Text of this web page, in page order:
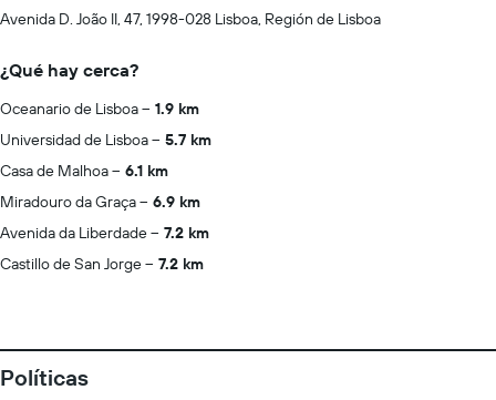
Avenida D. João II, 47, 1998-028 Lisboa, Región de Lisboa
¿Qué hay cerca?
Oceanario de Lisboa
1.9 km
Universidad de Lisboa
5.7 km
Casa de Malhoa
6.1 km
Miradouro da Graça
6.9 km
Avenida da Liberdade
7.2 km
Castillo de San Jorge
7.2 km
Políticas